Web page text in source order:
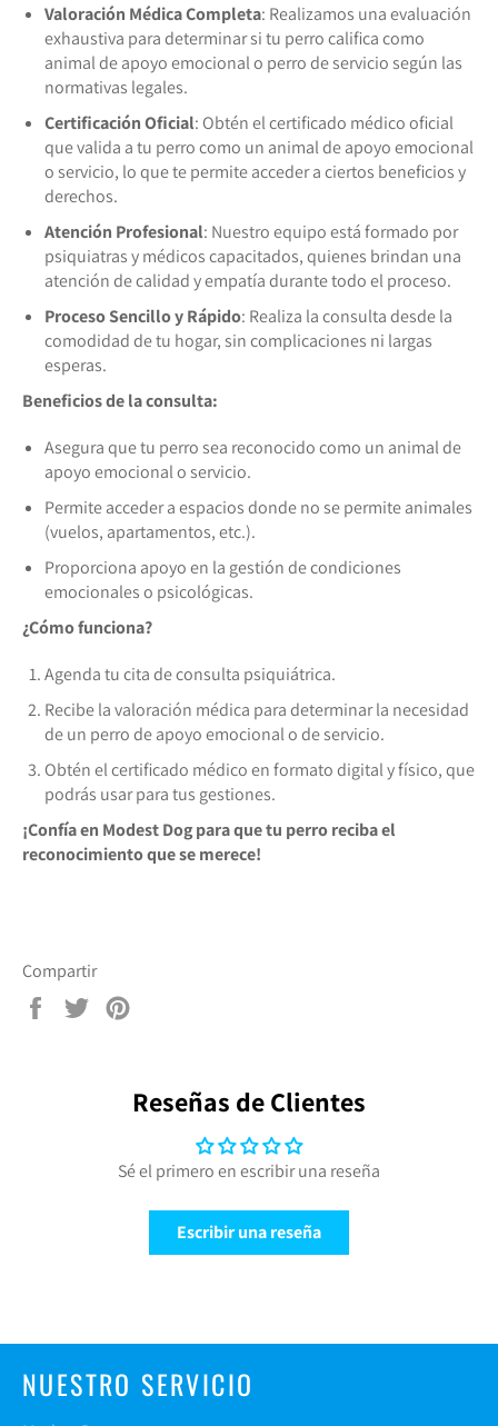
Valoración Médica Completa: Realizamos una evaluación
exhaustiva para determinar si tu perro califica como
animal de apoyo emocional o perro de servicio según las
normativas legales.
Certificación Oficial: Obtén el certificado médico oficial
que valida a tu perro como un animal de apoyo emocional
o servicio, lo que te permite acceder a ciertos beneficios y
derechos.
Atención Profesional: Nuestro equipo está formado por
psiquiatras y médicos capacitados, quienes brindan una
atención de calidad y empatía durante todo el proceso.
Proceso Sencillo y Rápido: Realiza la consulta desde la
comodidad de tu hogar, sin complicaciones ni largas
esperas.
Beneficios de la consulta:
Asegura que tu perro sea reconocido como un animal de
apoyo emocional o servicio.
Permite acceder a espacios donde no se permite animales
(vuelos, apartamentos, etc.).
Proporciona apoyo en la gestión de condiciones
emocionales o psicológicas.
¿Cómo funciona?
Agenda tu cita de consulta psiquiátrica.
Recibe la valoración médica para determinar la necesidad
de un perro de apoyo emocional o de servicio.
Obtén el certificado médico en formato digital y físico, que
podrás usar para tus gestiones.
¡Confía en Modest Dog para que tu perro reciba el
reconocimiento que se merece!
Compartir
Compartir
Tuitear
Reseñas de Clientes
Sé el primero en escribir una reseña
Escribir una reseña
NUESTRO SERVICIO